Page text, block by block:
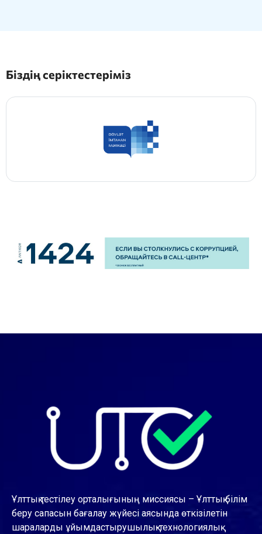
Біздің серіктестеріміз
Ұлттық тестілеу орталығының миссиясы – Ұлттық білім
беру сапасын бағалау жүйесі аясында өткізілетін
шараларды ұйымдастырушылық-технологиялық